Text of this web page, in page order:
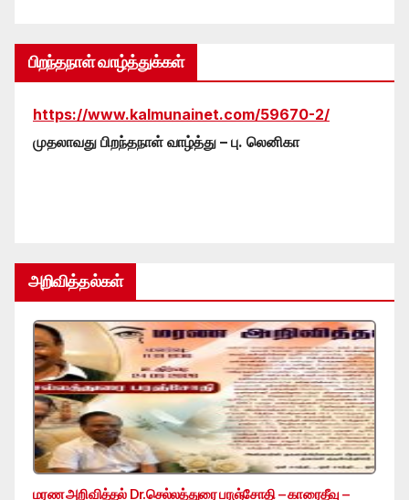
பிறந்தநாள் வாழ்த்துக்கள்
https://www.kalmunainet.com/59670-2/
முதலாவது பிறந்தநாள் வாழ்த்து – பு. லெனிகா
அறிவித்தல்கள்
மரண அறிவித்தல் Dr.செல்லத்துரை பரஞ்சோதி – காரைதீவு –